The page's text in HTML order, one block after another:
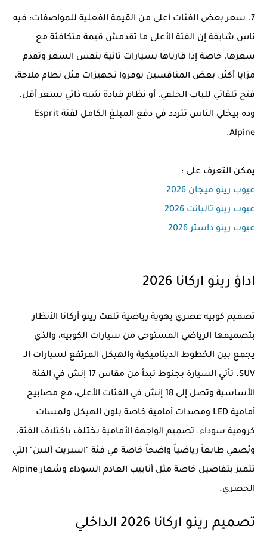
7. سعر بعض الفئات أعلى من القيمة الفعلية للمواصفات: فيه
ناس شايفة إن الفئة الأعلى ما تقدمش قيمة متكافئة مع
سعرها، خاصة إذا قارناها بسيارات تانية بنفس السعر وتقدم
مزايا أكثر. بعض المنافسين يوفروا تجهيزات مثل نظام ملاحة،
فتح تلقائي للباب الخلفي، أو نظام قيادة شبه ذاتي بسعر أقل.
وده بيخلي الناس تتردد في دفع المبلغ الكامل لفئة Esprit
Alpine.
يمكن التعرف على :
عيوب رينو ميجان 2026
عيوب رينو تاليانت 2026
عيوب رينو داستر 2026
اداؤ رينو اركانا 2026
تصميم كوبيه عصري بهوية رياضية تلفت رينو أركانا الأنظار
بتصميمها الرياضي المستوحى من سيارات الكوبيه، والذي
يجمع بين الخطوط الديناميكية والهيكل المرتفع لسيارات الـ
SUV. تأتي السيارة بجنوط تبدأ من مقاس 17 إنش في الفئة
الأساسية وتصل إلى 18 إنش في الفئات الأعلى، مع مصابيح
أمامية LED ومصدات أمامية خاصة بلون الهيكل ولمسات
كرومية سوداء. تصميم الواجهة الأمامية يختلف باختلاف الفئة،
ويُضفي طابعاً رياضياً واضحاً خاصة في فئة "اسبريت ألبين" التي
تتميز بتفاصيل خاصة مثل أنابيب العادم السوداء وشعار Alpine
الحصري.
تصميم رينو اركانا 2026 الداخلي